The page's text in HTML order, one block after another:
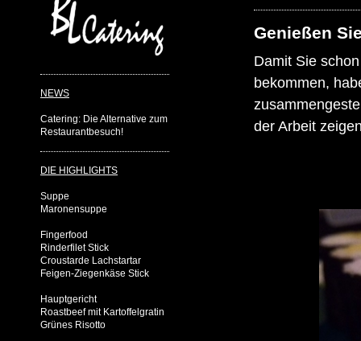
NEWS
Catering: Die Alternative zum
Restaurantbesuch!
DIE HIGHLIGHTS
Suppe
Maronensuppe
Fingerfood
Rinderfilet Stick
Croustarde Lachstartar
Feigen-Ziegenkäse Stick
Hauptgericht
Roastbeef mit Kartoffelgratin
Grünes Risotto
Genießen
Damit Sie
bekommen,
der Arbeit